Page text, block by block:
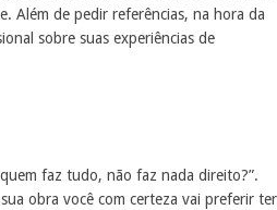
Além de pedir referências, na hora da
sobre suas experiências de
faz tudo, não faz nada direito?”.
obra você com certeza vai preferir ter